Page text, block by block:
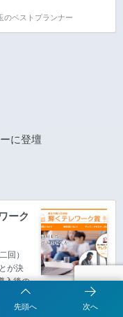
間が
で参加
前とテ
催
のベストプランナー
に登壇
ーク
回）
が決
入後の
頂きま
が【オ
先頭へ 次へ